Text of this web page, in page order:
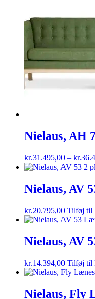
Nielaus, AH
kr.31.495,00 – kr.
Nielaus, AV
kr.20.795,00 Tilføj til
Nielaus, AV
kr.14.394,00 Tilføj til
Nielaus, Fly